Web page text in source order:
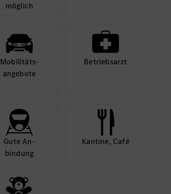
möglich
Mobilitäts­
angebote
Betriebs­arzt
Gute An­
bindung
Kantine, Café